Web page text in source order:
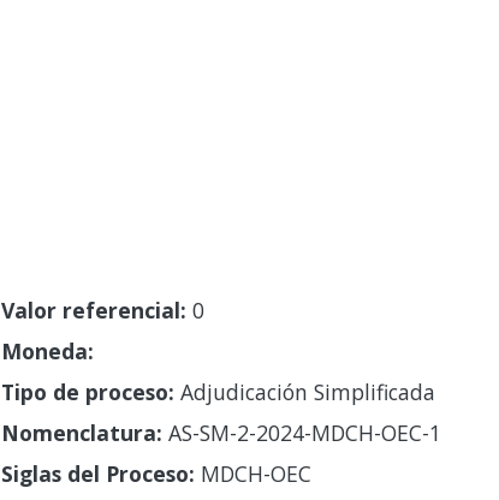
Valor referencial: 0
Moneda:
Tipo de proceso: Adjudicación Simplificada
Nomenclatura: AS-SM-2-2024-MDCH-OEC-1
Siglas del Proceso: MDCH-OEC